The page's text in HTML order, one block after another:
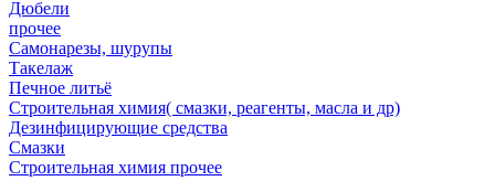
Дюбели
прочее
Самонарезы, шурупы
Такелаж
Печное литьё
Строительная химия( смазки, реагенты, масла и др)
Дезинфицирующие средства
Смазки
Строительная химия прочее